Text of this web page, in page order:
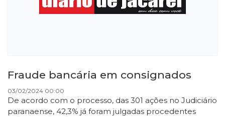
Fraude bancária em consignados
03/02/2024 00:00
De acordo com o processo, das 301 ações no Judiciário
paranaense, 42,3% já foram julgadas procedentes